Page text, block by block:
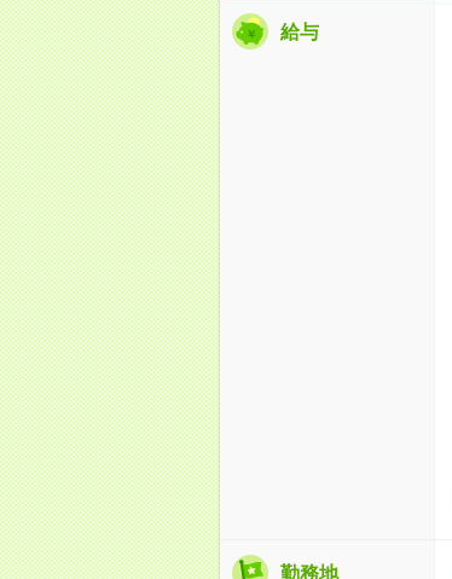
給与
勤務地